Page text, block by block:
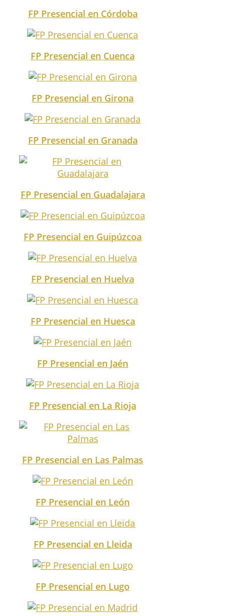
FP Presencial en Córdoba
FP Presencial en Cuenca
FP Presencial en Girona
FP Presencial en Granada
FP Presencial en Guadalajara
FP Presencial en Guipúzcoa
FP Presencial en Huelva
FP Presencial en Huesca
FP Presencial en Jaén
FP Presencial en La Rioja
FP Presencial en Las Palmas
FP Presencial en León
FP Presencial en Lleida
FP Presencial en Lugo